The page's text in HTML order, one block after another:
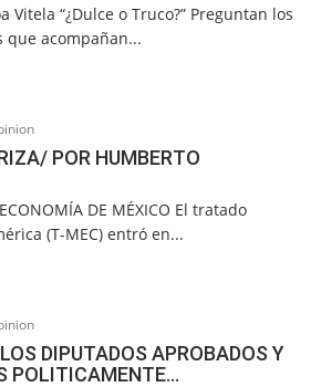
Vitela “¿Dulce o Truco?” Preguntan los
que acompañan...
POR HUMBERTO
DE MÉXICO El tratado
(T-MEC) entró en...
DIPUTADOS APROBADOS Y
POLITICAMENTE…